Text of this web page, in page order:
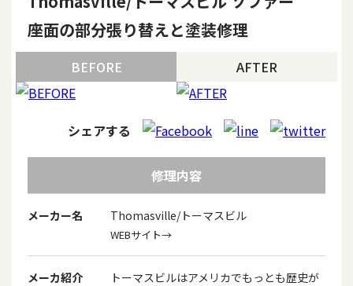
座面の部分張り替えと塗装修理
BEFORE AFTER
シェアする
修理内容
メーカー名 Thomasville/トーマスビル
WEBサイト→
メーカ紹介
トーマスビルはアメリカでもっとも歴史が